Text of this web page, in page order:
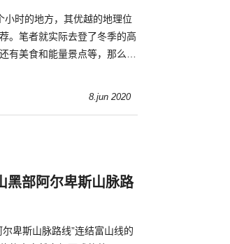
小时的地方，其优越的地理位
。笔者就实际去登了冬季的高
有美食和能量景点等，那么就
8.jun 2020
黑部阿尔卑斯山脉路
卑斯山脉路线”连结富山线的